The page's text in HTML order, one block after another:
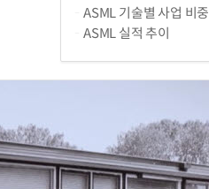
ASML 기술별 사업 비중
ASML 실적 추이